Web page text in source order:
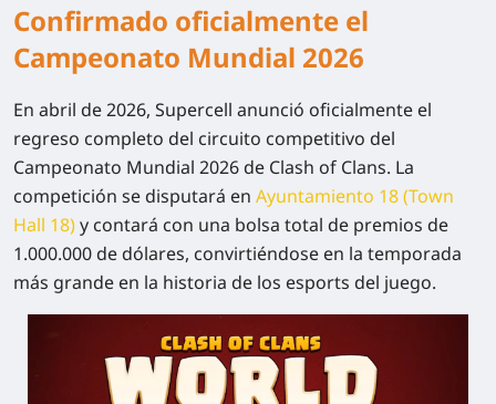
Confirmado oficialmente el
Campeonato Mundial 2026
En abril de 2026, Supercell anunció oficialmente el
regreso completo del circuito competitivo del
Campeonato Mundial 2026 de Clash of Clans. La
competición se disputará en Ayuntamiento 18 (Town
Hall 18)y contará con una bolsa total de premios de
1.000.000 de dólares, convirtiéndose en la temporada
más grande en la historia de los esports del juego.